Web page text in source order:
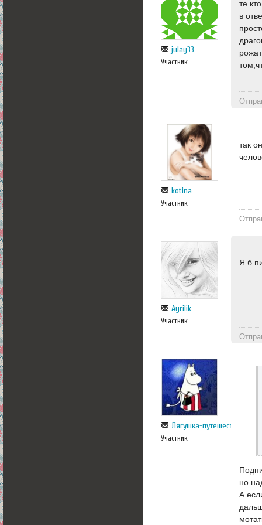
julay33
Участник
те
в
kotina
Участник
так
Ayrilik
Участник
Я б
Лягушка-путешественница
Участник
но
А